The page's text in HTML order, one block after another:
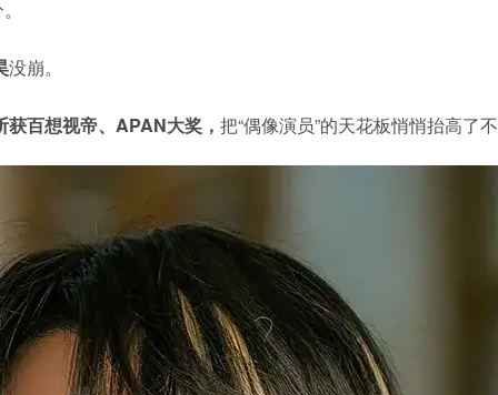
没崩。
获百想视帝、APAN大奖， 把“偶像演员”的天花板悄悄抬高了